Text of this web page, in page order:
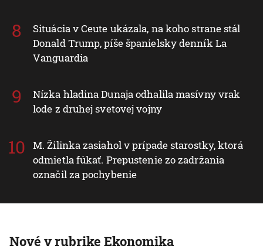
Situácia v Ceute ukázala, na koho strane stál
Donald Trump, píše španielsky denník La
Vanguardia
Nízka hladina Dunaja odhalila masívny vrak
lode z druhej svetovej vojny
M. Žilinka zasiahol v prípade starostky, ktorá
odmietla fúkať. Prepustenie zo zadržania
označil za pochybenie
Nové v rubrike Ekonomika